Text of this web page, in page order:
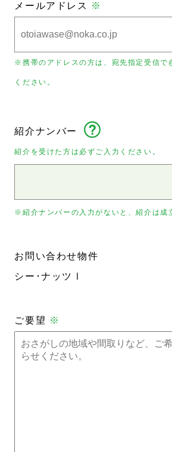
メールアドレス ※
※携帯のアドレスの方は、宛先指定受信
ください。
紹介ナンバー
紹介を受けた方は必ずご入力ください。
※紹介ナンバーの入力がないと、紹介は成
お問い合わせ物件
シー･ナッツⅠ
ご要望 ※